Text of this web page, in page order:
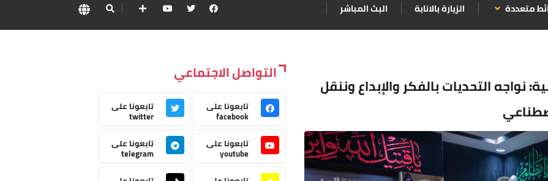
متعددة الزيارة بالانابة البث المباشر
نواجه التحديات بالفكر والإبداع وننقل
التواصل الاجتماعي
تابعونا على
facebook
تابعونا على
twitter
تابعونا على
youtube
تابعونا على
telegram